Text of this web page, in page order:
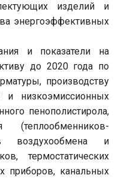
изделий и
энергоэффективных
и показатели на
до 2020 года по
производству
низкоэмиссионных
пенополистирола,
(теплообменников-
воздухообмена и
термостатических
приборов, канальных